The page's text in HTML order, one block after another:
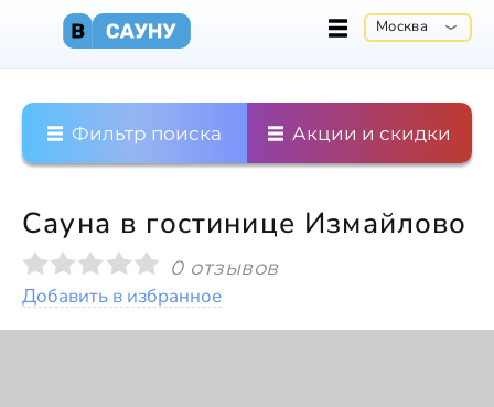
Москва
Фильтр поиска Акции и скидки
Сауна в гостинице Измайлово
0 отзывов
Добавить в избранное